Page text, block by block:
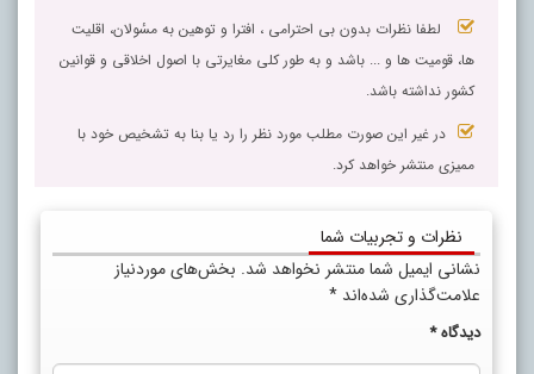
لطفا نظرات بدون بی احترامی ، افترا و توهین به مسٔولان، اقلیت
ها، قومیت ها و ... باشد و به طور کلی مغایرتی با اصول اخلاقی و قوانین
کشور نداشته باشد.
در غیر این صورت مطلب مورد نظر را رد یا بنا به تشخیص خود با
ممیزی منتشر خواهد کرد.
نظرات و تجربیات شما
نشانی ایمیل شما منتشر نخواهد شد. بخش‌های موردنیاز
علامت‌گذاری شده‌اند *
دیدگاه*